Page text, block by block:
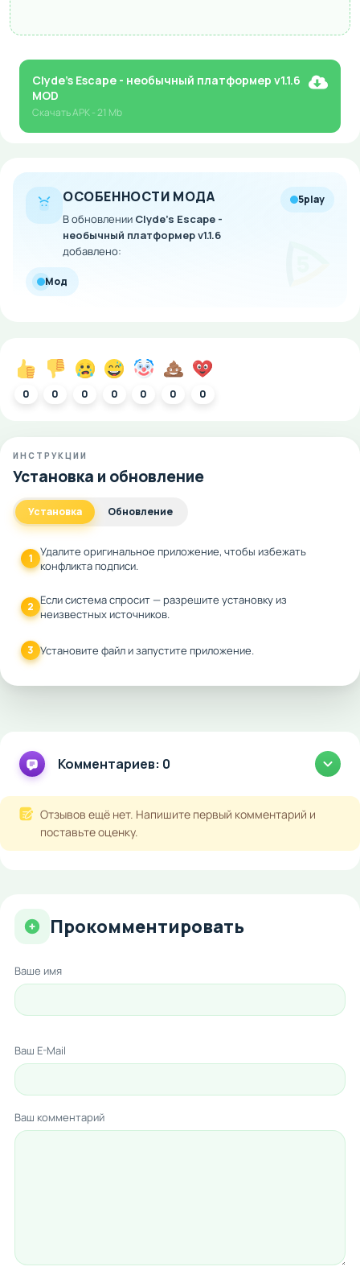
Clyde's Escape - необычный платформер v1.1.6
MOD
СкачатьAPK- 21 Mb
ОСОБЕННОСТИ МОДА
В обновлении Clyde's Escape -
необычный платформер v1.1.6
добавлено:
5play
Мод
0 0 0 0 0 0 0
ИНСТРУКЦИИ
Установка и обновление
Установка Обновление
1 Удалите оригинальное приложение, чтобы избежать
конфликта подписи.
2 Если система спросит — разрешите установку из
неизвестных источников.
3 Установите файл и запустите приложение.
Комментариев: 0
Отзывов ещё нет. Напишите первый комментарий и
поставьте оценку.
Прокомментировать
Ваше имя
Ваш E-Mail
Ваш комментарий